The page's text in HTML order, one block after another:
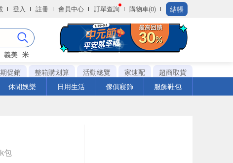
登入 註冊 會員中心 訂單查詢 購物車(0) 結帳
義美 米
促銷 整箱購划算 活動總覽 家速配
超商取貨
休閒娛樂 日用生活 傢俱寢飾 服飾鞋包
包